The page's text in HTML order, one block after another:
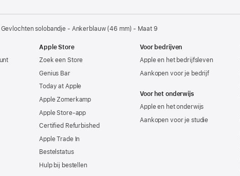
Gevlochten solobandje - Ankerblauw (46 mm) - Maat 9
Apple Store
Zoek een Store
Genius Bar
Today at Apple
Apple Zomerkamp
Apple Store-app
Certified Refurbished
Apple Trade In
Bestelstatus
Hulp bij bestellen
Voor bedrijven
Apple en het bedrijfsleven
Aankopen voor je bedrijf
Voor het onderwijs
Apple en het onderwijs
Aankopen voor je studie